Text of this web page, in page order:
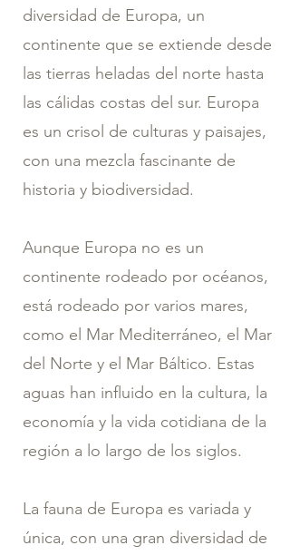
diversidad de Europa, un
continente que se extiende desde
las tierras heladas del norte hasta
las cálidas costas del sur. Europa
es un crisol de culturas y paisajes,
con una mezcla fascinante de
historia y biodiversidad.
Aunque Europa no es un
continente rodeado por océanos,
está rodeado por varios mares,
como el Mar Mediterráneo, el Mar
del Norte y el Mar Báltico. Estas
aguas han influido en la cultura, la
economía y la vida cotidiana de la
región a lo largo de los siglos.
La fauna de Europa es variada y
única, con una gran diversidad de